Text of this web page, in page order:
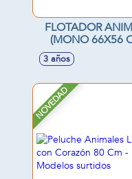
FLOTADOR
(MONO 66X56
(TUCAN 89X56
(COCODRILO
3 años
NOVEDAD